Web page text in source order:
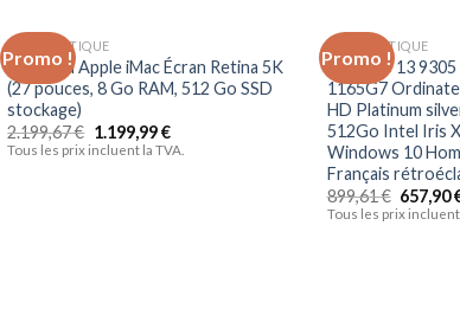
Promo !
Ajouter
à la liste
d’envies
INFORMATIQUE
Nouveau Apple iMac Écran Retina 5K
(27 pouces, 8 Go RAM, 512 Go SSD
stockage)
2.199,67€ 1.199,99€
Tous les prix incluent la TVA.
Promo !
INFORMATIQUE
Dell XPS 13
1165G7
HD Platinum
512Go Intel Iris
Windows 10
Français
899,61€ 657,90
Tous les prix incluent